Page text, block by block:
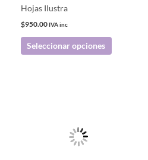
Hojas Ilustra
$950.00 IVA inc
Seleccionar opciones
la